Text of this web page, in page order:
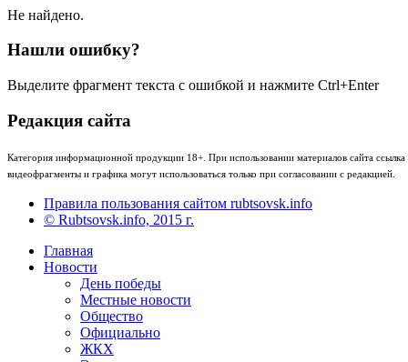
Не найдено.
Нашли ошибку?
Выделите фрагмент текста с ошибкой и нажмите Ctrl+Enter
Редакция сайта
Категория информационной продукции 18+. При использовании материалов сайта
видеофрагменты и графика могут использоваться только при согласовании с редакцией.
Правила пользования сайтом rubtsovsk.info
© Rubtsovsk.info, 2015 г.
Главная
Новости
День победы
Местные новости
Общество
Официально
ЖКХ